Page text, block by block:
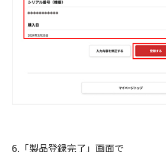
6.「製品登録完了」画面で